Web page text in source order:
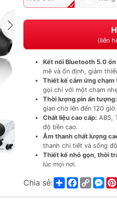
(liên
Kết nối Bluetooth 5.0 ổn
mẽ và ổn định, giảm
Thiết kế cảm ứng chạm
gọi chỉ với một chạm
Thời lượng pin ấn tượng:
gian chờ lên đến 120 giờ.
Chất liệu cao cấp: ABS,
độ bền cao.
Âm thanh chất lượng
thanh chi tiết và sống
Thiết kế nhỏ gọn, thời
lúc mọi nơi.
Chia sẻ: ShareFacebook
Copy
Link